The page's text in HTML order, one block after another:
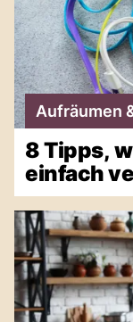
Aufräumen
8 Tipps,
einfach